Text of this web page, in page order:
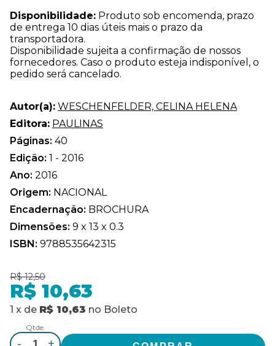
Disponibilidade: Produto sob encomenda, prazo
de entrega 10 dias úteis mais o prazo da
transportadora.
Disponibilidade sujeita a confirmação de nossos
fornecedores. Caso o produto esteja indisponível, o
pedido será cancelado.
Autor(a): WESCHENFELDER, CELINA HELENA
Editora: PAULINAS
Páginas: 40
Edição: 1 - 2016
Ano: 2016
Origem: NACIONAL
Encadernação: BROCHURA
Dimensões: 9 x 13 x 0.3
ISBN: 9788535642315
R$ 12,50
R$ 10,63
1 x de R$ 10,63 no Boleto
Qtde.